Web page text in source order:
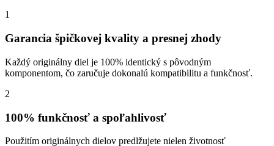
1
Garancia špičkovej kvality a presnej zhody
Každý originálny diel je 100% identický s pôvodným
komponentom, čo zaručuje dokonalú kompatibilitu a funkčnosť.
2
100% funkčnosť a spoľahlivosť
Použitím originálnych dielov predlžujete nielen životnosť